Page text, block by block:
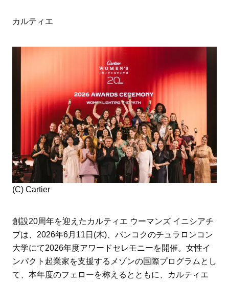
ママとパパに贈る「ジェンダーレ
人気の40代髪型・ヘ
タログ
カルティエ
(C) Cartier
創設20周年を迎えたカルティエ ウーマンズ イニシアチ
ブは、2026年6月11日(木)、バンコクのチュラロンコン
大学にて2026年度アワードセレモニーを開催。女性イ
ンパクト起業家を支援するメゾンの国際プログラムとし
て、本年度のフェローを称えるとともに、カルティエ